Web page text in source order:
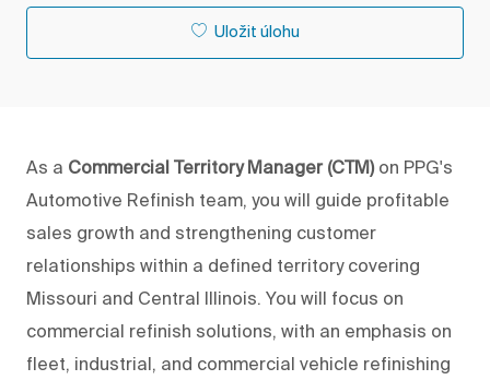
Uložit úlohu
As a Commercial Territory Manager (CTM)on PPG's
Automotive Refinish team, you will guide profitable
sales growth and strengthening customer
relationships within a defined territory covering
Missouri and Central Illinois. You will focus on
commercial refinish solutions, with an emphasis on
fleet, industrial, and commercial vehicle refinishing